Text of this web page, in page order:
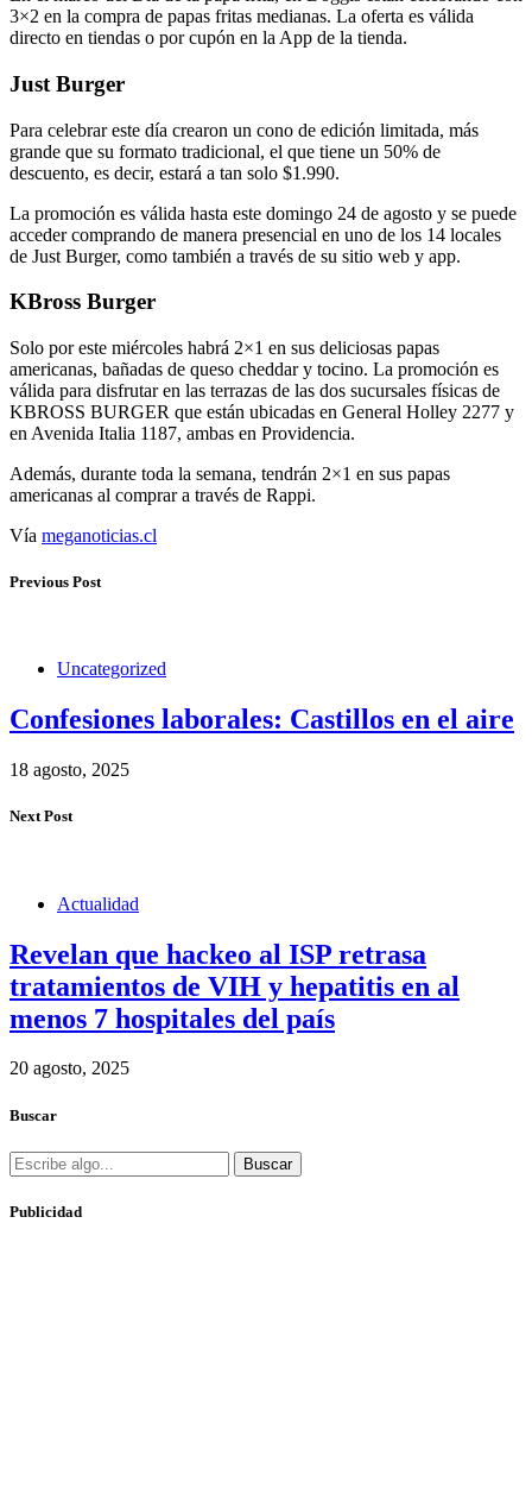
3×2 en la compra de papas fritas medianas. La oferta es válida
directo en tiendas o por cupón en la App de la tienda.
Just Burger
Para celebrar este día crearon un cono de edición limitada, más
grande que su formato tradicional, el que tiene un 50% de
descuento, es decir, estará a tan solo $1.990.
La promoción es válida hasta este domingo 24 de agosto y se puede
acceder comprando de manera presencial en uno de los 14 locales
de Just Burger, como también a través de su sitio web y app.
KBross Burger
Solo por este miércoles habrá 2×1 en sus deliciosas papas
americanas, bañadas de queso cheddar y tocino. La promoción es
válida para disfrutar en las terrazas de las dos sucursales físicas de
KBROSS BURGER que están ubicadas en General Holley 2277 y
en Avenida Italia 1187, ambas en Providencia.
Además, durante toda la semana, tendrán 2×1 en sus papas
americanas al comprar a través de Rappi.
Vía meganoticias.cl
Previous Post
Uncategorized
Confesiones laborales: Castillos en el aire
18 agosto, 2025
Next Post
Actualidad
Revelan que hackeo al ISP retrasa
tratamientos de VIH y hepatitis en al
menos 7 hospitales del país
20 agosto, 2025
Buscar
Buscar
Publicidad